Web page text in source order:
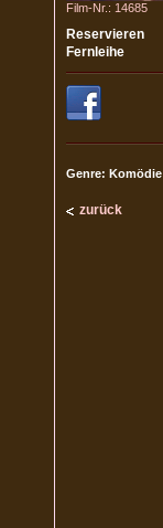
Film-Nr.: 14685
Genre: Komödie
zurück